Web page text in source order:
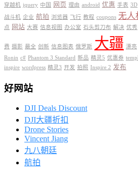
穿越机 jquery 中国 网页 理由 android 优惠 手表 3D
战斗机 企业 航拍 浏览器 飞行 教程 coupons 无人
点
网站 大赛 信息视图 办公室 石头剪刀布 解决 优秀
费 摄影 最全 创新 信息图表 俄罗斯 大疆 漂亮
Ronin c# Phantom 3 Standard 新品 精灵5 优惠券
inspire wordpress 精灵3 开发 拍照 Inspire 2 发布
好网站
DJI Deals Discount
DJI大疆折扣
Drone Stories
Vincent Jiang
九八朝廷
航拍